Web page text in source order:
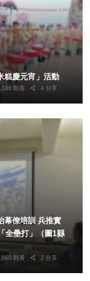
糕慶元宵」活動
觀看 4 分享
幕僚培訓 兵推實
全壘打」（圖1縣
觀看 2 分享